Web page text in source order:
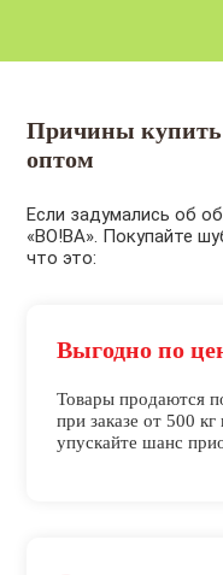
Причины купить
оптом
Если задумались об
«ВО!ВА». Покупайте
что это:
Выгодно по
Товары продаются
при заказе от 500
упускайте шанс